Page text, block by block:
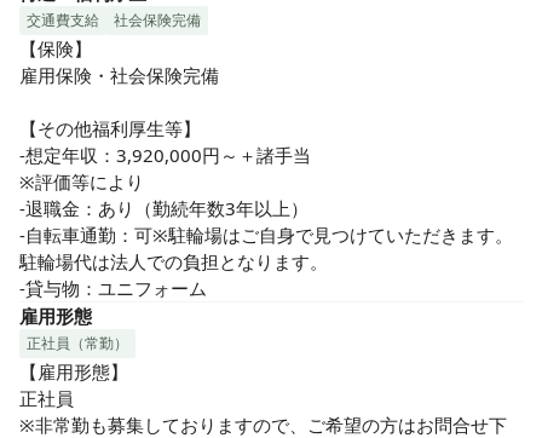
交通費支給 社会保険完備
【保険】
雇用保険・社会保険完備
【その他福利厚生等】
-想定年収：3,920,000円～＋諸手当
※評価等により
-退職金：あり（勤続年数3年以上）
-自転車通勤：可※駐輪場はご自身で見つけていただきます。
駐輪場代は法人での負担となります。
-貸与物：ユニフォーム
雇用形態
正社員（常勤）
【雇用形態】
正社員
※非常勤も募集しておりますので、ご希望の方はお問合せ下